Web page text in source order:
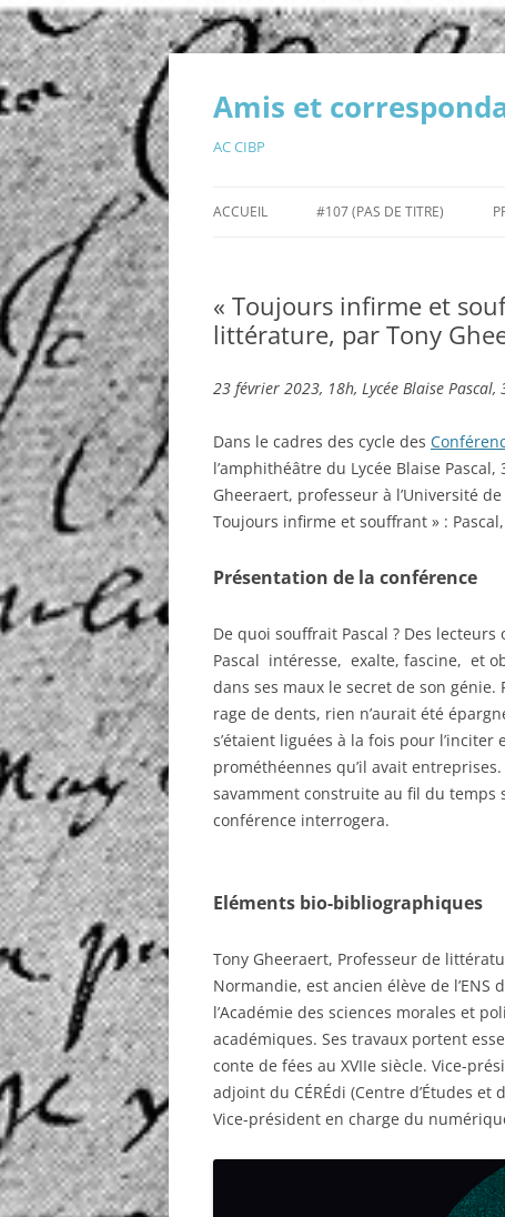
Aller
contenu
Amis et
AC CIBP
ACCUEIL
400E ANNIVERSAIRE BLAISE
CYCLE
CALENDRIER DES ÉVÈNEMENTS
#107 (PAS DE TITRE)
« Toujours infirme et
littérature, par Tony
23 février 2023, 18h, Lycée Blaise
Dans le cadres des cycle des
l’amphithéâtre du Lycée Blaise
Gheeraert, professeur à l’Université
Toujours infirme et souffrant » :
Présentation de la conférence
De quoi souffrait Pascal ? Des
Pascal intéresse, exalte, fascine, et
dans ses maux le secret de son génie.
rage de dents, rien n’aurait été
s’étaient liguées à la fois pour
prométhéennes qu’il avait
savamment construite au fil du temps
conférence interrogera.
Eléments bio-bibliographiques
Tony Gheeraert, Professeur de
Normandie, est ancien élève de
l’Académie des sciences morales et
académiques. Ses travaux portent
conte de fées au XVIIe siècle. Vice-
adjoint du CÉRÉdi (Centre d’Études
Vice-président en charge du